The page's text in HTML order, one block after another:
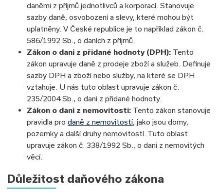
daněmi z příjmů jednotlivců a korporací. Stanovuje
sazby daně, osvobození a slevy, které mohou být
uplatněny. V České republice je to například zákon č.
586/1992 Sb., o daních z příjmů.
Zákon o dani z přidané hodnoty (DPH): Tento
zákon upravuje daně z prodeje zboží a služeb. Definuje
sazby DPH a zboží nebo služby, na které se DPH
vztahuje. U nás tuto oblast upravuje zákon č.
235/2004 Sb., o dani z přidané hodnoty.
Zákon o dani z nemovitosti: Tento zákon stanovuje
pravidla pro daně z nemovitostí, jako jsou domy,
pozemky a další druhy nemovitostí. Tuto oblast
upravuje zákon č. 338/1992 Sb., o dani z nemovitých
věcí.
Důležitost daňového zákona